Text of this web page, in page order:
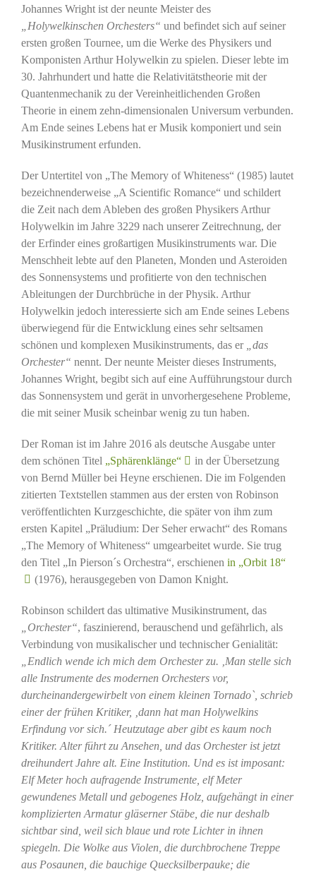
Johannes Wright ist der neunte Meister des
„Holywelkinschen Orchesters“ und befindet sich auf seiner
ersten großen Tournee, um die Werke des Physikers und
Komponisten Arthur Holywelkin zu spielen. Dieser lebte im
30. Jahrhundert und hatte die Relativitätstheorie mit der
Quantenmechanik zu der Vereinheitlichenden Großen
Theorie in einem zehn-dimensionalen Universum verbunden.
Am Ende seines Lebens hat er Musik komponiert und sein
Musikinstrument erfunden.
Der Untertitel von „The Memory of Whiteness“ (1985) lautet
bezeichnenderweise „A Scientific Romance“ und schildert
die Zeit nach dem Ableben des großen Physikers Arthur
Holywelkin im Jahre 3229 nach unserer Zeitrechnung, der
der Erfinder eines großartigen Musikinstruments war. Die
Menschheit lebte auf den Planeten, Monden und Asteroiden
des Sonnensystems und profitierte von den technischen
Ableitungen der Durchbrüche in der Physik. Arthur
Holywelkin jedoch interessierte sich am Ende seines Lebens
überwiegend für die Entwicklung eines sehr seltsamen
schönen und komplexen Musikinstruments, das er
„das
Orchester“ nennt. Der neunte Meister dieses Instruments,
Johannes Wright, begibt sich auf eine Aufführungstour durch
das Sonnensystem und gerät in unvorhergesehene Probleme,
die mit seiner Musik scheinbar wenig zu tun haben.
Der Roman ist im Jahre 2016 als deutsche Ausgabe unter
dem schönen Titel „Sphärenklänge“
in der Übersetzung
von Bernd Müller bei Heyne erschienen. Die im Folgenden
zitierten Textstellen stammen aus der ersten von Robinson
veröffentlichten Kurzgeschichte, die später von ihm zum
ersten Kapitel „Präludium: Der Seher erwacht“ des Romans
„The Memory of Whiteness“ umgearbeitet wurde. Sie trug
den Titel „In Pierson´s Orchestra“, erschienen in „Orbit 18“
(1976), herausgegeben von Damon Knight.
Robinson schildert das ultimative Musikinstrument, das
„Orchester“, faszinierend, berauschend und gefährlich, als
Verbindung von musikalischer und technischer Genialität:
„Endlich wende ich mich dem Orchester zu. ‚Man stelle sich
alle Instrumente des modernen Orchesters vor,
durcheinandergewirbelt von einem kleinen Tornado`, schrieb
einer der frühen Kritiker, ‚dann hat man Holywelkins
Erfindung vor sich.´ Heutzutage aber gibt es kaum noch
Kritiker. Alter führt zu Ansehen, und das Orchester ist jetzt
dreihundert Jahre alt. Eine Institution. Und es ist imposant:
Elf Meter hoch aufragende Instrumente, elf Meter
gewundenes Metall und gebogenes Holz, aufgehängt in einer
komplizierten Armatur gläserner Stäbe, die nur deshalb
sichtbar sind, weil sich blaue und rote Lichter in ihnen
spiegeln. Die Wolke aus Violen, die durchbrochene Treppe
aus Posaunen, die bauchige Quecksilberpauke; die